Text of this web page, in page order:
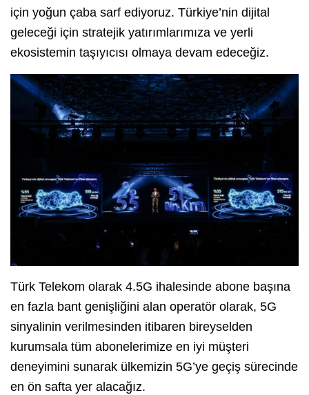
için yoğun çaba sarf ediyoruz. Türkiye’nin dijital
geleceği için stratejik yatırımlarımıza ve yerli
ekosistemin taşıyıcısı olmaya devam edeceğiz.
Türk Telekom olarak 4.5G ihalesinde abone başına
en fazla bant genişliğini alan operatör olarak, 5G
sinyalinin verilmesinden itibaren bireyselden
kurumsala tüm abonelerimize en iyi müşteri
deneyimini sunarak ülkemizin 5G’ye geçiş sürecinde
en ön safta yer alacağız.